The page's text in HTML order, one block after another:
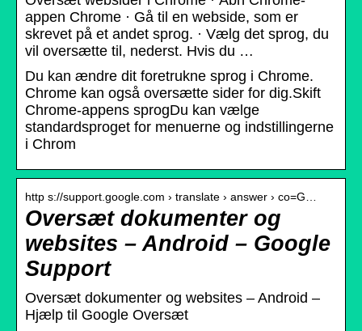
appen Chrome · Gå til en webside, som er
skrevet på et andet sprog. · Vælg det sprog, du
vil oversætte til, nederst. Hvis du …
Du kan ændre dit foretrukne sprog i Chrome.
Chrome kan også oversætte sider for dig.Skift
Chrome-appens sprogDu kan vælge
standardsproget for menuerne og indstillingerne
i Chrom
http s://support.google.com › translate › answer › co=G…
Oversæt dokumenter og
websites – Android – Google
Support
Oversæt dokumenter og websites – Android –
Hjælp til Google Oversæt